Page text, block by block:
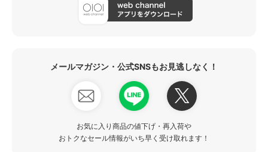
メールマガジン・公式SNSもお見逃しなく！
お気に入り商品の値下げ・再入荷や
おトクなセール情報がいち早く受け取れます！